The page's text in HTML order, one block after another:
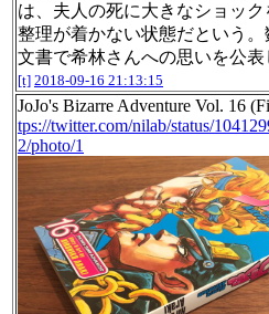
は、夫人の死に大きなショッ
整理が着かない状態だという。
文書で希林さんへの思いを公表
[t] 2018-09-16 21:13:15
JoJo's Bizarre Adventure Vol. 16
tps://twitter.com/nilab/status/
2/photo/1